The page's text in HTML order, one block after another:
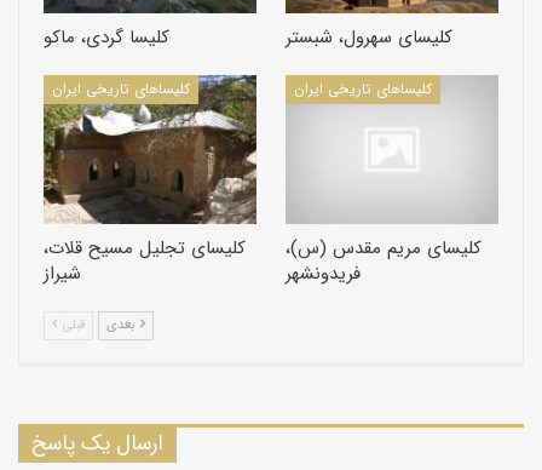
کلیسای مریم تا سال 1848 به جای ناقوس ، تخته‌ای داشت که از آن
هشت کشیش بارسق گالستانیان به هنگام بازگشت از هند با خود
ناقوسی به جلفا می‌آورد و به جای ناقوس تخته‌ای نصب می‌کند .
محوطه‌ی این کلیسا بعد از کلیسای وانک بزرگترین محوطه را داراست
و مراسم بیشتری در این کلیسا برگزار می‌شود . این کلیسا دارای دو در
ورودی است در شرقی و غربی که بیشتر از در غربی آن استفاده می‌شود
کلیسا گردی، ماکو کلیسای سهرول، شبستر
کلیسا‌های تاریخی ایران
کلیسای تجلیل مسیح قلات،
شیراز
کلیسا‌های تاریخی ایران
کلیسای مریم مقدس (س)،
فریدونشهر
قبلی
ارسال یک پاسخ